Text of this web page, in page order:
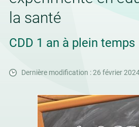
la santé
CDD 1 an à plein temps
Dernière modification : 26 février